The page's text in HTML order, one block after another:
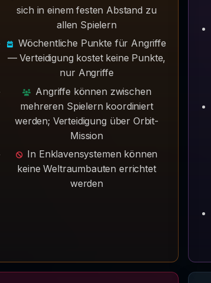
sich in einem festen Abstand zu
allen Spielern
Wöchentliche Punkte für Angriffe
— Verteidigung kostet keine Punkte,
nur Angriffe
Angriffe können zwischen
mehreren Spielern koordiniert
werden; Verteidigung über Orbit-
Mission
In Enklavensystemen können
keine Weltraumbauten errichtet
werden